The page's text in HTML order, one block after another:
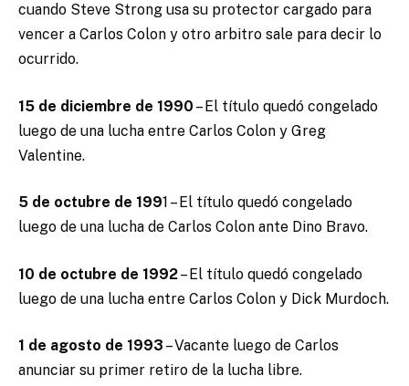
cuando Steve Strong usa su protector cargado para
vencer a Carlos Colon y otro arbitro sale para decir lo
ocurrido.
15 de diciembre de 1990 – El título quedó congelado
luego de una lucha entre Carlos Colon y Greg
Valentine.
5 de octubre de 1991 – El título quedó congelado
luego de una lucha de Carlos Colon ante Dino Bravo.
10 de octubre de 1992– El título quedó congelado
luego de una lucha entre Carlos Colon y Dick Murdoch.
1 de agosto de 1993 – Vacante luego de Carlos
anunciar su primer retiro de la lucha libre.